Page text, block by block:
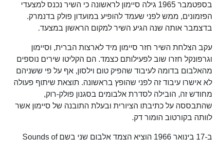
בספטמבר 1965 גילה סיימון לראשונה כי השיר נכנס למצעדי
הפזמונים, ממש לפני שעמד להופיע במועדון פולק בדנמרק.
בדצמבר אותה שנה הגיע השיר למקום הראשון במצעד.
עקב הצלחת השיר חזר סיימון מיד לארצות הברית, וסיימון
וגרפונקל חזרו שוב לפעילותם כצמד. הם הקליטו שירים נוספים
מהאלבום בדומה לעיבוד שהפיק טום וילסון, אף על פי ששניהם
לא אישרו עיבוד זה לפני שהופץ בראשונה. תוצאת שיתוף פעולה
מחודש זה, הובילה לסדרת אלבומים בסגנון פולק-רוק,
שהתבססה על כתיבתו הציורית ובעלת התובנה של סיימון אשר
לוותה בקורטוב הומור דק.
ב-17 בינואר 1966 הוציא הצמד אלבום שני בשם Sounds of